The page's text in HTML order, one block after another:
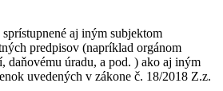
aj iným subjektom
predpisov (napríklad orgánom
daňovému úradu, a pod. ) ako aj iným
uvedených v zákone č. 18/2018 Z.z.